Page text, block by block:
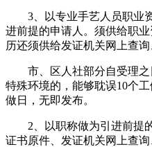
3、以专业手艺人员职业资
进前提的申请人。须供给职
历还须供给发证机关网上查询
市、区人社部分自受理之
特殊环境的，能够耽误10个
做日，无即发布。
2、以职称做为引进前提
证书原件、发证机关网上查询